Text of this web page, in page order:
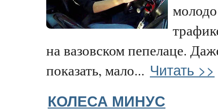
на вазовском пепелаце.
показать, мало... Читать >>
КОЛЕСА МИНУС